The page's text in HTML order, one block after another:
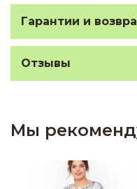
Гарантии и
Отзывы
Мы